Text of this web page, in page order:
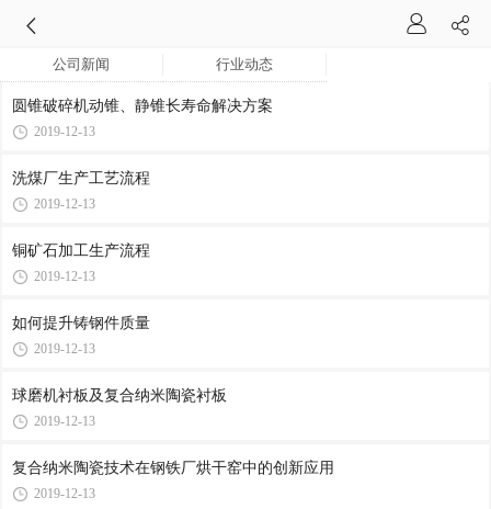
公司新闻 行业动态
圆锥破碎机动锥、静锥长寿命解决方案
2019-12-13
洗煤厂生产工艺流程
2019-12-13
铜矿石加工生产流程
2019-12-13
如何提升铸钢件质量
2019-12-13
球磨机衬板及复合纳米陶瓷衬板
2019-12-13
复合纳米陶瓷技术在钢铁厂烘干窑中的创新应用
2019-12-13